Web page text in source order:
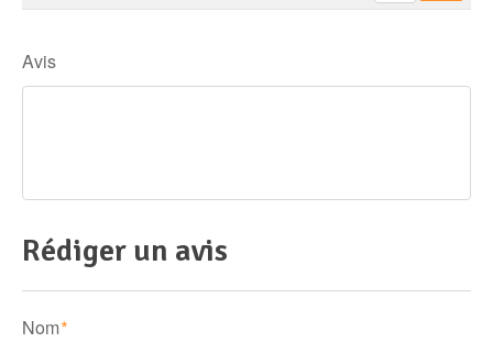
Avis
Rédiger un avis
Nom *